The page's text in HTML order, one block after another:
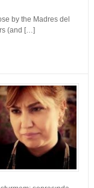
by the Madres del
(and […]